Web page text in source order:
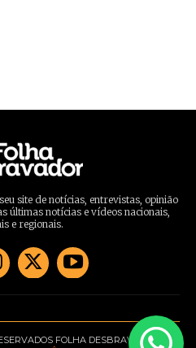
site de notícias, entrevistas, opinião
últimas notícias e vídeos nacionais,
e regionais.
FOLHA DESBRAVADOR |